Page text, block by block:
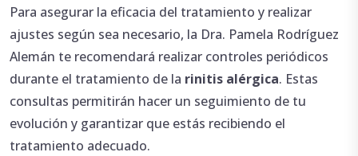
Para asegurar la eficacia del tratamiento y realizar
ajustes según sea necesario, la Dra. Pamela Rodríguez
Alemán te recomendará realizar controles periódicos
durante el tratamiento de la rinitis alérgica. Estas
consultas permitirán hacer un seguimiento de tu
evolución y garantizar que estás recibiendo el
tratamiento adecuado.